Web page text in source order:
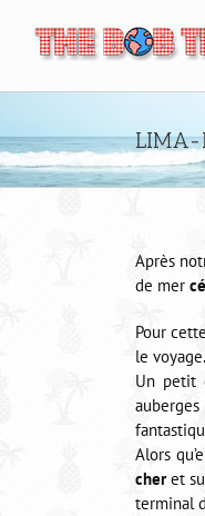
contenu
LIMA-
Après
de mer
Pour
le
Un petit
Alors
cheret
terminal